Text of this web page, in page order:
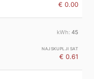
€ 0.00
45
€ 0.61